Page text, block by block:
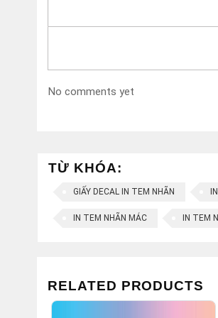
Ngành hàng nào cũng cần
cũng như in decal giấy A4 nói
nhờ những mẫu in tem nhãn
Tem nhãn nếu được thiết kế
Cung cấp một số thông tin
No comments yet
TỪ KHÓA:
GIẤY DECAL IN TEM NHÃN
IN TEM NHÃN MÁC IN TEM
RELATED PRODUCTS